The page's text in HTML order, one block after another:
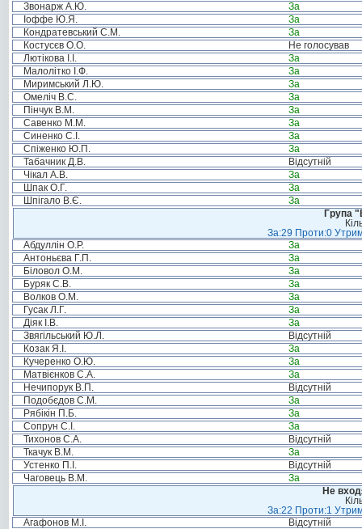
Звонарж А.Ю.
За
Іоффе Ю.Я.
За
Кондратевський С.М.
За
Костусєв О.О.
Не голосував
Лютікова І.І.
За
Малолітко І.Ф.
За
Миримський Л.Ю.
За
Омеліч В.С.
За
Пінчук В.М.
За
Савенко М.М.
За
Синенко С.І.
За
Спіженко Ю.П.
За
Табачник Д.В.
Відсутній
Чікал А.В.
За
Шпак О.Г.
За
Шпігало В.Є.
За
Група
За:29 Проти:0
Абдуллін О.Р.
За
Антоньєва Г.П.
За
Біловол О.М.
За
Буряк С.В.
За
Волков О.М.
За
Гусак Л.Г.
За
Діяк І.В.
За
Звягільський Ю.Л.
Відсутній
Козак Я.І.
За
Кучеренко О.Ю.
За
Матвієнков С.А.
За
Нечипорук В.П.
Відсутній
Подобєдов С.М.
За
Рябікін П.Б.
За
Сопрун С.І.
За
Тихонов С.А.
Відсутній
Ткачук В.М.
За
Устенко П.І.
Відсутній
Чаговець В.М.
За
Не
За:22 Проти:1
Агафонов М.І.
Відсутній